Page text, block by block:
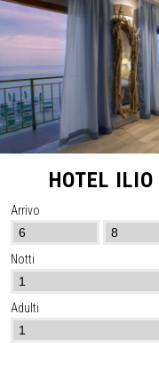
HOTEL ILIO
Arrivo
Notti
Adulti